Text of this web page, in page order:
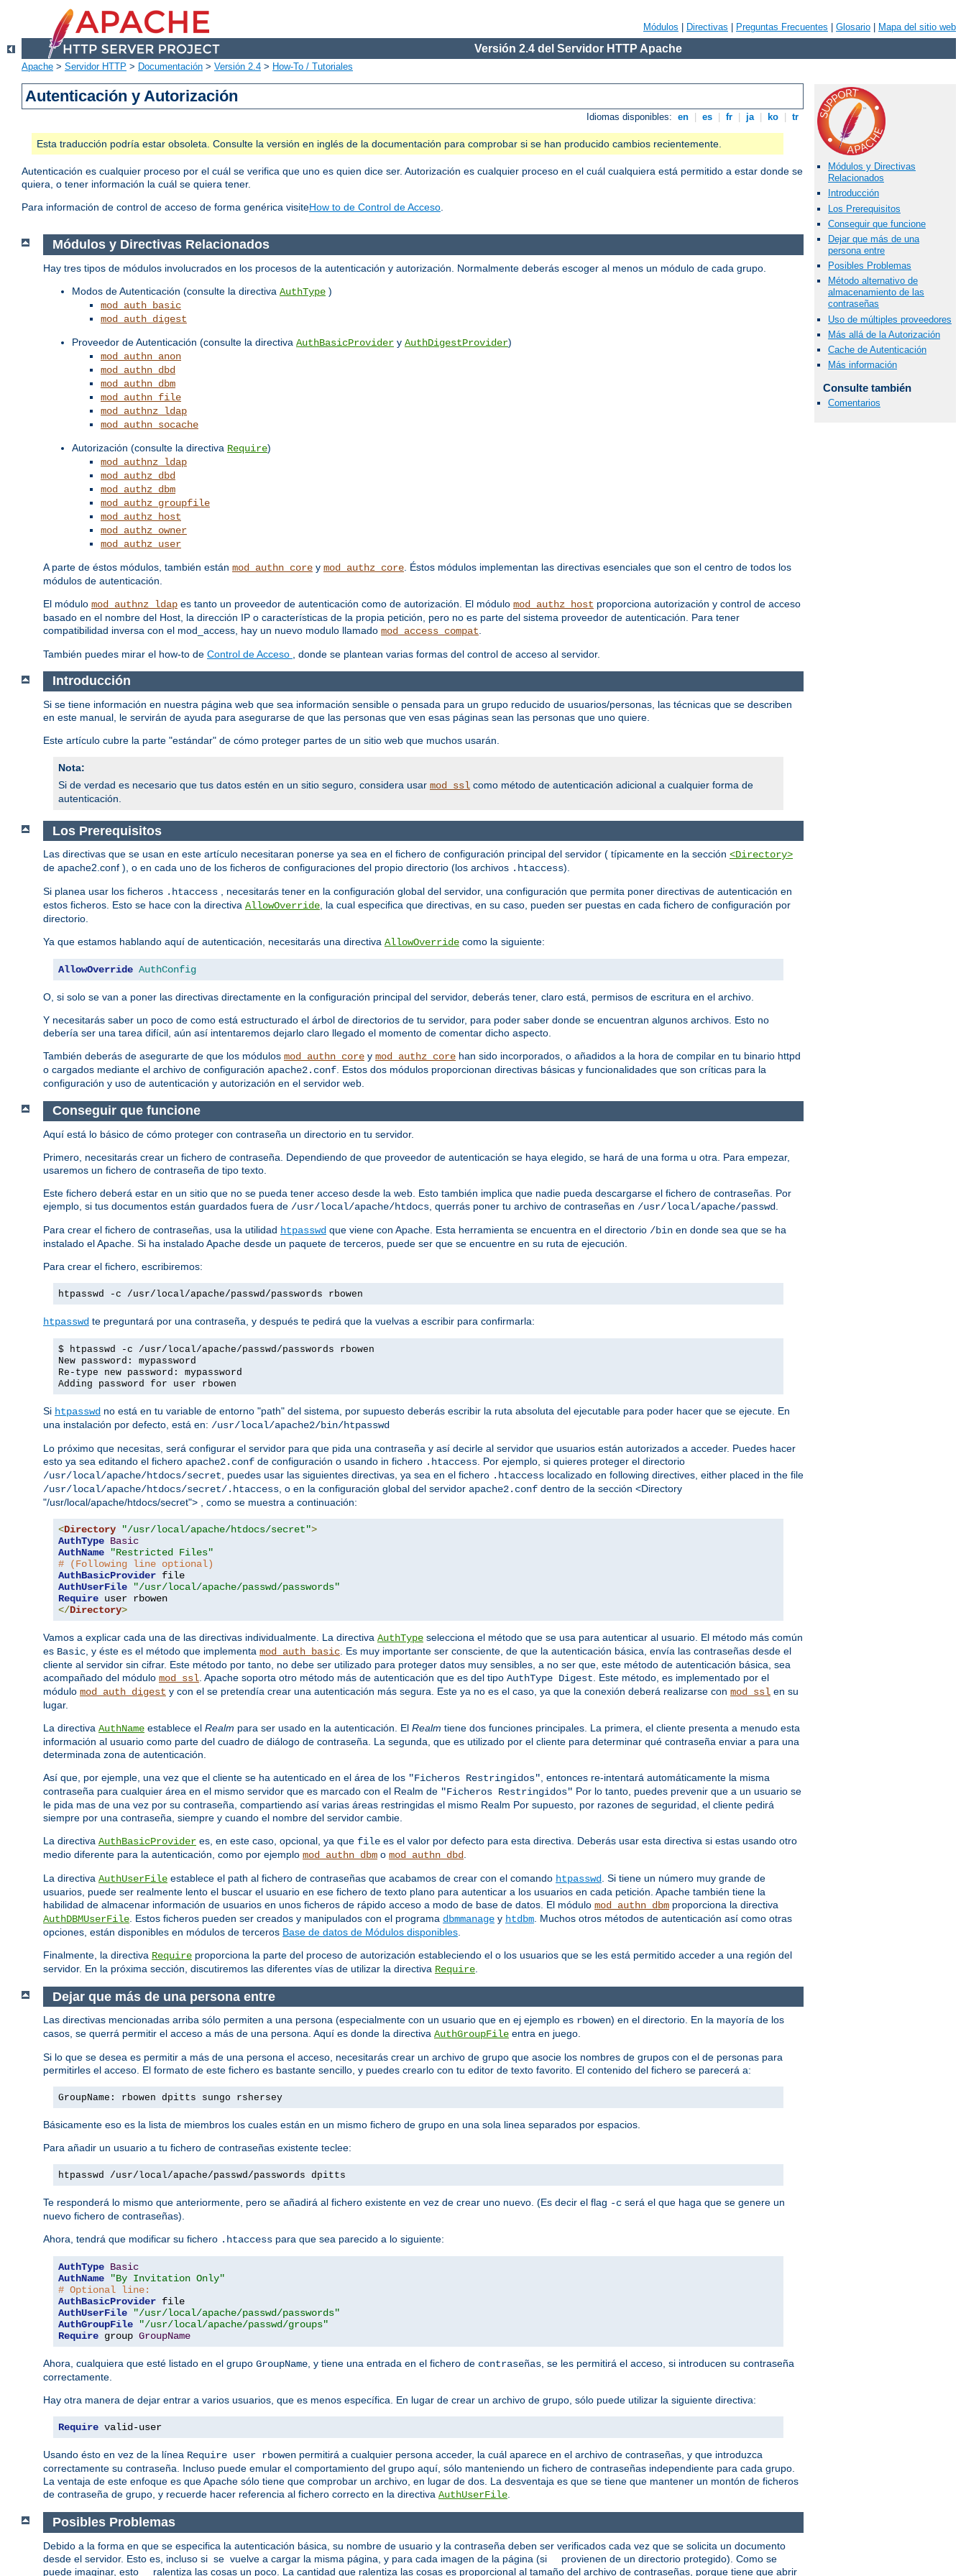
Módulos Directivas Preguntas Frecuentes Glosario Mapa del sitio web
Versión 2.4 del Servidor HTTP Apache
Apache > Servidor HTTP > Documentación > Versión 2.4 > How-To / Tutoriales
Autenticación y Autorización
Idiomas disponibles: en es fr ja ko tr
Esta traducción podría estar obsoleta. Consulte la versión en inglés de la documentación para comprobar si se han producido cambios recientemente.
Autenticación es cualquier proceso por el cuál se verifica que uno es quien dice ser. Autorización es cualquier proceso en el cuál cualquiera está permitido a estar donde se
quiera, o tener información la cuál se quiera tener.
Para información de control de acceso de forma genérica visiteHow to de Control de Acceso.
Módulos y Directivas
Relacionados
Introducción
Los Prerequisitos
Conseguir que funcione
Dejar que más de una
persona entre
Posibles Problemas
Método alternativo de
almacenamiento de las
contraseñas
Uso de múltiples proveedores
Más allá de la Autorización
Cache de Autenticación
Más información
Consulte también
Comentarios
Módulos y Directivas Relacionados
Hay tres tipos de módulos involucrados en los procesos de la autenticación y autorización. Normalmente deberás escoger al menos un módulo de cada grupo.
Modos de Autenticación (consulte la directiva AuthType )
mod_auth_basic
mod_auth_digest
Proveedor de Autenticación (consulte la directiva AuthBasicProvider y AuthDigestProvider)
mod_authn_anon
mod_authn_dbd
mod_authn_dbm
mod_authn_file
mod_authnz_ldap
mod_authn_socache
Autorización (consulte la directiva Require)
mod_authnz_ldap
mod_authz_dbd
mod_authz_dbm
mod_authz_groupfile
mod_authz_host
mod_authz_owner
mod_authz_user
A parte de éstos módulos, también están mod_authn_core y mod_authz_core . Éstos módulos implementan las directivas esenciales que son el centro de todos los
módulos de autenticación.
El módulo mod_authnz_ldap es tanto un proveedor de autenticación como de autorización. El módulo mod_authz_host proporciona autorización y control de acceso
basado en el nombre del Host, la dirección IP o características de la propia petición, pero no es parte del sistema proveedor de autenticación. Para tener
compatibilidad inversa con el mod_access, hay un nuevo modulo llamado mod_access_compat
También puedes mirar el how-to de Control de Acceso , donde se plantean varias formas del control de acceso al servidor.
Introducción
Si se tiene información en nuestra página web que sea información sensible o pensada para un grupo reducido de usuarios/personas, las técnicas que se describen
en este manual, le servirán de ayuda para asegurarse de que las personas que ven esas páginas sean las personas que uno quiere.
Este artículo cubre la parte "estándar" de cómo proteger partes de un sitio web que muchos usarán.
Nota:
Si de verdad es necesario que tus datos estén en un sitio seguro, considera usar mod_ssl como método de autenticación adicional a cualquier forma de
autenticación.
Los Prerequisitos
Las directivas que se usan en este artículo necesitaran ponerse ya sea en el fichero de configuración principal del servidor ( típicamente en la sección <Directory>
de apache2.conf ), o en cada uno de los ficheros de configuraciones del propio directorio (los archivos .htaccess).
Si planea usar los ficheros .htaccess , necesitarás tener en la configuración global del servidor, una configuración que permita poner directivas de autenticación en
estos ficheros. Esto se hace con la directiva AllowOverride, la cual especifica que directivas, en su caso, pueden ser puestas en cada fichero de configuración por
directorio.
Ya que estamos hablando aquí de autenticación, necesitarás una directiva AllowOverride como la siguiente:
AllowOverride AuthConfig
O, si solo se van a poner las directivas directamente en la configuración principal del servidor, deberás tener, claro está, permisos de escritura en el archivo.
Y necesitarás saber un poco de como está estructurado el árbol de directorios de tu servidor, para poder saber donde se encuentran algunos archivos. Esto no
debería ser una tarea difícil, aún así intentaremos dejarlo claro llegado el momento de comentar dicho aspecto.
También deberás de asegurarte de que los módulos mod_authn_core y mod_authz_core han sido incorporados, o añadidos a la hora de compilar en tu binario httpd
o cargados mediante el archivo de configuración apache2.conf. Estos dos módulos proporcionan directivas básicas y funcionalidades que son críticas para la
configuración y uso de autenticación y autorización en el servidor web.
Conseguir que funcione
Aquí está lo básico de cómo proteger con contraseña un directorio en tu servidor.
Primero, necesitarás crear un fichero de contraseña. Dependiendo de que proveedor de autenticación se haya elegido, se hará de una forma u otra. Para empezar,
usaremos un fichero de contraseña de tipo texto.
Este fichero deberá estar en un sitio que no se pueda tener acceso desde la web. Esto también implica que nadie pueda descargarse el fichero de contraseñas. Por
ejemplo, si tus documentos están guardados fuera de /usr/local/apache/htdocs , querrás poner tu archivo de contraseñas en /usr/local/apache/passwd
Para crear el fichero de contraseñas, usa la utilidad htpasswd que viene con Apache. Esta herramienta se encuentra en el directorio /bin en donde sea que se ha
instalado el Apache. Si ha instalado Apache desde un paquete de terceros, puede ser que se encuentre en su ruta de ejecución.
Para crear el fichero, escribiremos:
htpasswd -c /usr/local/apache/passwd/passwords rbowen
htpasswd te preguntará por una contraseña, y después te pedirá que la vuelvas a escribir para confirmarla:
$ htpasswd -c /usr/local/apache/passwd/passwords rbowen
New password: mypassword
Re-type new password: mypassword
Adding password for user rbowen
Si htpasswd no está en tu variable de entorno "path" del sistema, por supuesto deberás escribir la ruta absoluta del ejecutable para poder hacer que se ejecute. En
una instalación por defecto, está en: /usr/local/apache2/bin/htpasswd
Lo próximo que necesitas, será configurar el servidor para que pida una contraseña y así decirle al servidor que usuarios están autorizados a acceder. Puedes hacer
esto ya sea editando el fichero apache2.conf de configuración o usando in fichero .htaccess . Por ejemplo, si quieres proteger el directorio
/usr/local/apache/htdocs/secret , puedes usar las siguientes directivas, ya sea en el fichero .htaccess localizado en following directives, either placed in the file
/usr/local/apache/htdocs/secret/.htaccess , o en la configuración global del servidor apache2.conf dentro de la sección <Directory
"/usr/local/apache/htdocs/secret"> , como se muestra a continuación:
<Directory "/usr/local/apache/htdocs/secret">
AuthType Basic
AuthName
"Restricted Files"
# (Following line optional)
AuthBasicProvider
AuthUserFile
"/usr/local/apache/passwd/passwords"
Require
</Directory>
Vamos a explicar cada una de las directivas individualmente. La directiva AuthType selecciona el método que se usa para autenticar al usuario. El método más común
es Basic , y éste es el método que implementa mod_auth_basic . Es muy importante ser consciente, de que la autenticación básica, envía las contraseñas desde el
cliente al servidor sin cifrar. Este método por tanto, no debe ser utilizado para proteger datos muy sensibles, a no ser que, este método de autenticación básica, sea
acompañado del módulo mod_ssl . Apache soporta otro método más de autenticación que es del tipo AuthType Digest . Este método, es implementado por el
módulo mod_auth_digest y con el se pretendía crear una autenticación más segura. Este ya no es el caso, ya que la conexión deberá realizarse con mod_ssl en su
lugar.
La directiva AuthName establece el Realm para ser usado en la autenticación. El Realm tiene dos funciones principales. La primera, el cliente presenta a menudo esta
información al usuario como parte del cuadro de diálogo de contraseña. La segunda, que es utilizado por el cliente para determinar qué contraseña enviar a para una
determinada zona de autenticación.
Así que, por ejemple, una vez que el cliente se ha autenticado en el área de los "Ficheros Restringidos" , entonces re-intentará automáticamente la misma
contraseña para cualquier área en el mismo servidor que es marcado con el Realm de "Ficheros Restringidos" Por lo tanto, puedes prevenir que a un usuario se
le pida mas de una vez por su contraseña, compartiendo así varias áreas restringidas el mismo Realm Por supuesto, por razones de seguridad, el cliente pedirá
siempre por una contraseña, siempre y cuando el nombre del servidor cambie.
La directiva AuthBasicProvider es, en este caso, opcional, ya que file es el valor por defecto para esta directiva. Deberás usar esta directiva si estas usando otro
medio diferente para la autenticación, como por ejemplo mod_authn_dbm o mod_authn_dbd
La directiva AuthUserFile establece el path al fichero de contraseñas que acabamos de crear con el comando htpasswd
. Si tiene un número muy grande de
usuarios, puede ser realmente lento el buscar el usuario en ese fichero de texto plano para autenticar a los usuarios en cada petición. Apache también tiene la
habilidad de almacenar información de usuarios en unos ficheros de rápido acceso a modo de base de datos. El módulo mod_authn_dbm proporciona la directiva
AuthDBMUserFile . Estos ficheros pueden ser creados y manipulados con el programa dbmmanage y htdbm . Muchos otros métodos de autenticación así como otras
opciones, están disponibles en módulos de terceros Base de datos de Módulos disponibles
Finalmente, la directiva Require proporciona la parte del proceso de autorización estableciendo el o los usuarios que se les está permitido acceder a una región del
servidor. En la próxima sección, discutiremos las diferentes vías de utilizar la directiva Require
Dejar que más de una persona entre
Las directivas mencionadas arriba sólo permiten a una persona (especialmente con un usuario que en ej ejemplo es rbowen) en el directorio. En la mayoría de los
casos, se querrá permitir el acceso a más de una persona. Aquí es donde la directiva AuthGroupFile entra en juego.
Si lo que se desea es permitir a más de una persona el acceso, necesitarás crear un archivo de grupo que asocie los nombres de grupos con el de personas para
permitirles el acceso. El formato de este fichero es bastante sencillo, y puedes crearlo con tu editor de texto favorito. El contenido del fichero se parecerá a:
GroupName: rbowen dpitts sungo rshersey
Básicamente eso es la lista de miembros los cuales están en un mismo fichero de grupo en una sola linea separados por espacios.
Para añadir un usuario a tu fichero de contraseñas existente teclee:
htpasswd /usr/local/apache/passwd/passwords dpitts
Te responderá lo mismo que anteriormente, pero se añadirá al fichero existente en vez de crear uno nuevo. (Es decir el flag -c será el que haga que se genere un
nuevo fichero de contraseñas).
Ahora, tendrá que modificar su fichero .htaccess para que sea parecido a lo siguiente:
AuthType Basic
AuthName
"By Invitation Only"
# Optional line:
AuthBasicProvider
AuthUserFile
"/usr/local/apache/passwd/passwords"
AuthGroupFile
"/usr/local/apache/passwd/groups"
Require group GroupName
Ahora, cualquiera que esté listado en el grupo GroupName, y tiene una entrada en el fichero de contraseñas, se les permitirá el acceso, si introducen su contraseña
correctamente.
Hay otra manera de dejar entrar a varios usuarios, que es menos específica. En lugar de crear un archivo de grupo, sólo puede utilizar la siguiente directiva:
Require valid-user
Usando ésto en vez de la línea Require user rbowen permitirá a cualquier persona acceder, la cuál aparece en el archivo de contraseñas, y que introduzca
correctamente su contraseña. Incluso puede emular el comportamiento del grupo aquí, sólo manteniendo un fichero de contraseñas independiente para cada grupo.
La ventaja de este enfoque es que Apache sólo tiene que comprobar un archivo, en lugar de dos. La desventaja es que se tiene que mantener un montón de ficheros
de contraseña de grupo, y recuerde hacer referencia al fichero correcto en la directiva AuthUserFile.
Posibles Problemas
Debido a la forma en que se especifica la autenticación básica, su nombre de usuario y la contraseña deben ser verificados cada vez que se solicita un documento
desde el servidor. Esto es, incluso si se vuelve a cargar la misma página, y para cada imagen de la página (si provienen de un directorio protegido). Como se
puede imaginar, esto ralentiza las cosas un poco. La cantidad que ralentiza las cosas es proporcional al tamaño del archivo de contraseñas, porque tiene que abrir